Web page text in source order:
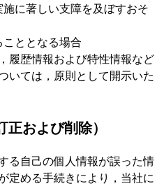
に著しい支障を及ぼすおそ
ととなる場合
履歴情報および特性情報など
いては，原則として開示いた
および削除）
る自己の個人情報が誤った情
定める手続きにより，当社に